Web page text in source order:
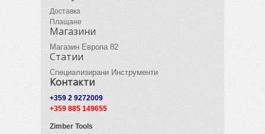
Доставка
Плащане
Магазини
Магазин Европа 82
Статии
Специализирани Инструменти
Контакти
+359 2 9272009
+359 885 149655
Zimber Tools